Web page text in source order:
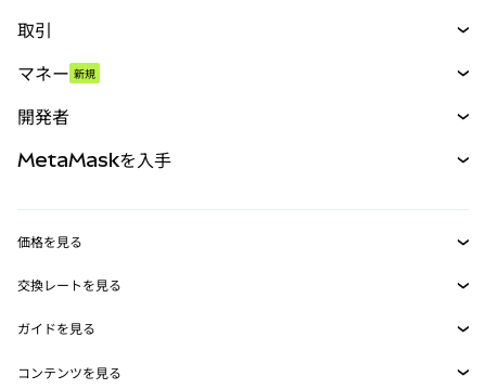
取引
パーペチュアル
RWA
マネー 新規
開発者
MetaMask Connect
Snaps
Web3サービス
MetaMaskを入手
セキュリティ
サポート
価格を見る
イーサリアムの価格
Solanaの価格
交換レートを見る
ETH→USD
USDT→INR
ガイドを見る
ETHの購入
コンテンツを見る